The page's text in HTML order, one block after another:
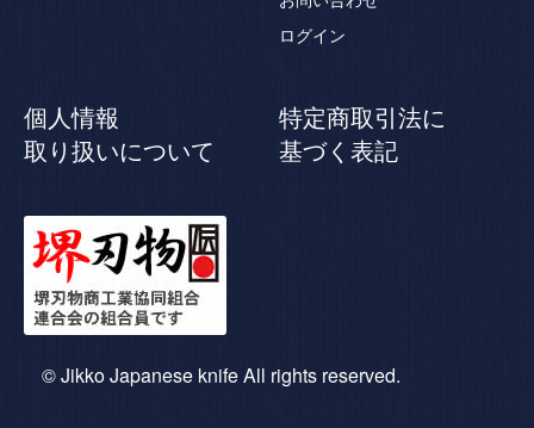
ログイン
個人情報
取り扱いについて
特定商取引法に
基づく表記
© Jikko Japanese knife All rights reserved.